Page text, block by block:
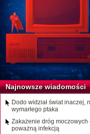
Najnowsze wiadomości
Dodo widział świat inaczej,
wymarłego ptaka
Zakażenie dróg
poważną infekcją